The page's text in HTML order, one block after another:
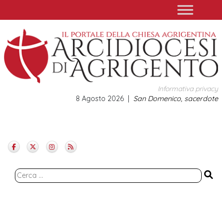
to
content
Informativa privacy
San Domenico, sacerdote
8 Agosto 2026
Ricerca